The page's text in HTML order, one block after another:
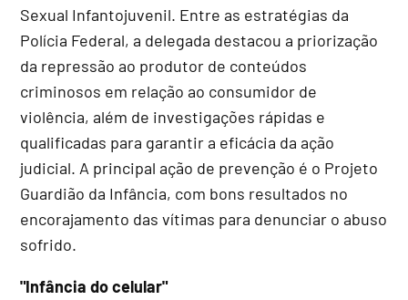
Sexual Infantojuvenil. Entre as estratégias da
Polícia Federal, a delegada destacou a priorização
da repressão ao produtor de conteúdos
criminosos em relação ao consumidor de
violência, além de investigações rápidas e
qualificadas para garantir a eficácia da ação
judicial. A principal ação de prevenção é o Projeto
Guardião da Infância, com bons resultados no
encorajamento das vítimas para denunciar o abuso
sofrido.
"Infância do celular"